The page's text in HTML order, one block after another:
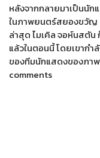
หลังจากกลายมาเป็นนัก
ในภาพยนตร์สยองขวัญ
ล่าสุด ไมเคิล จอห์นสตัน
แล้วในตอนนี้ โดยเขากำ
ของทีมนักแสดงของภา
comments